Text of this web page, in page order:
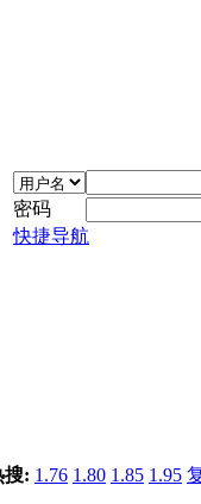
密码
快捷导航
搜: 1.76 1.80 1.85 1.95